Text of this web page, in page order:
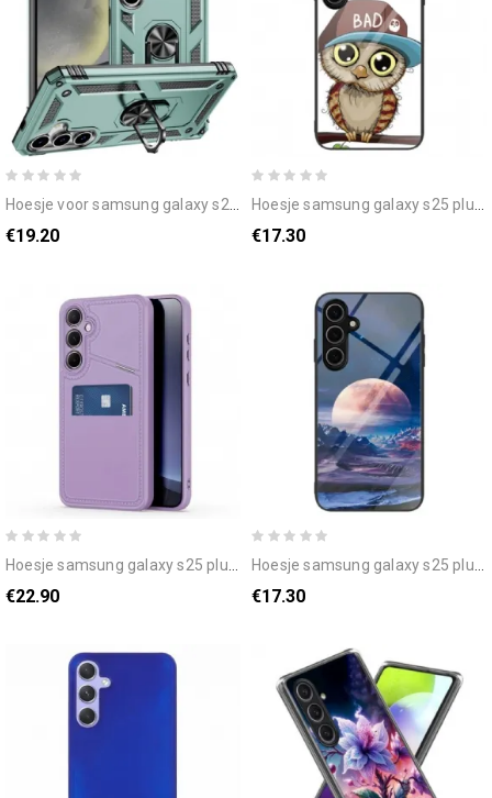
hoesje voor samsung galaxy s25 plus 5g klassieke ringhouder
€19.20
hoesje samsung galaxy s25 plus 5g boze uil
€17.30
hoesje samsung galaxy s25 plus 5g rafi ii-serie dux ducis bescherming hoesje
€22.90
hoesje samsung galaxy s25 plus 5g witte planeet van gehard glas
€17.30